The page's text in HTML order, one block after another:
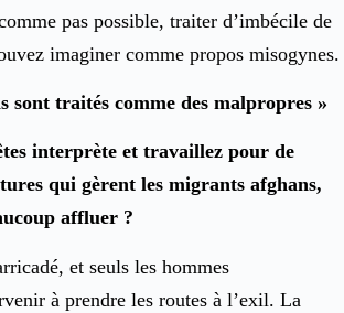
pas possible, traiter d’imbécile de
imaginer comme propos misogynes.
sont traités comme des malpropres »
interprète et travaillez pour de
qui gèrent les migrants afghans,
affluer ?
et seuls les hommes
à prendre les routes à l’exil. La